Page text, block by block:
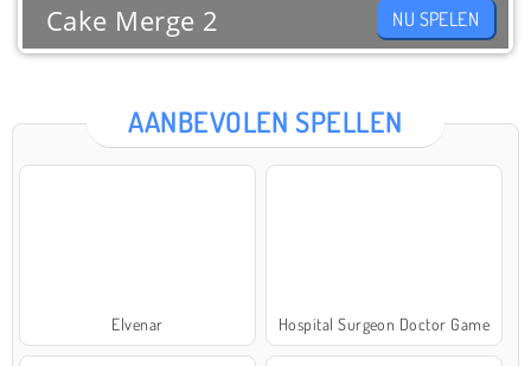
AANBEVOLEN SPELLEN
Elvenar Hospital Surgeon Doctor Game
Cake Merge 2 NU SPELEN